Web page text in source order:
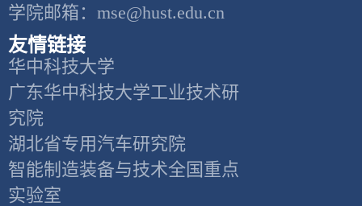
学院邮箱：mse@hust.edu.cn
友情链接
华中科技大学
广东华中科技大学工业技术研
究院
湖北省专用汽车研究院
智能制造装备与技术全国重点
实验室